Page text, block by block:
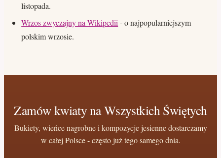
listopada.
Wrzos zwyczajny na Wikipedii- o najpopularniejszym
polskim wrzosie.
Zamów kwiaty na Wszystkich Świętych
Bukiety, wieńce nagrobne i kompozycje jesienne dostarczamy
w całej Polsce - często już tego samego dnia.